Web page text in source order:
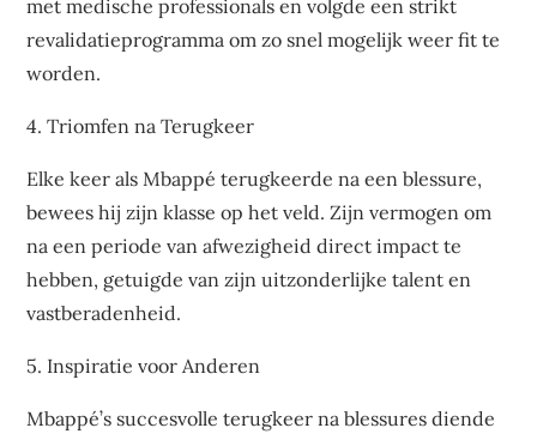
met medische professionals en volgde een strikt
revalidatieprogramma om zo snel mogelijk weer fit te
worden.
4. Triomfen na Terugkeer
Elke keer als Mbappé terugkeerde na een blessure,
bewees hij zijn klasse op het veld. Zijn vermogen om
na een periode van afwezigheid direct impact te
hebben, getuigde van zijn uitzonderlijke talent en
vastberadenheid.
5. Inspiratie voor Anderen
Mbappé’s succesvolle terugkeer na blessures diende